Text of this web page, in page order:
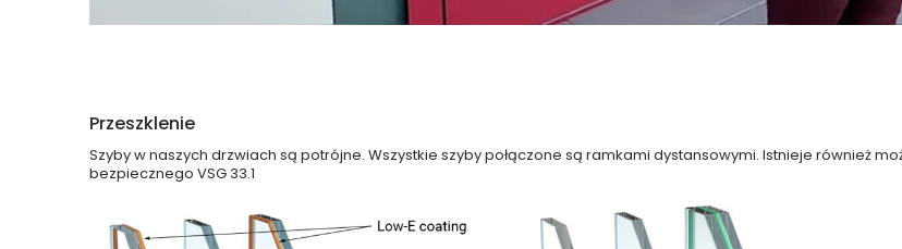
Przeszklenie
Szyby w naszych drzwiach są potrójne. Wszystkie szyby połączone są ramkami dystansowymi. Istnieje również
bezpiecznego VSG 33.1